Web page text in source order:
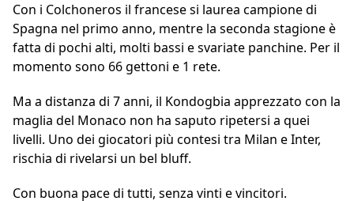
Con i Colchoneros il francese si laurea campione di
Spagna nel primo anno, mentre la seconda stagione è
fatta di pochi alti, molti bassi e svariate panchine. Per il
momento sono 66 gettoni e 1 rete.
Ma a distanza di 7 anni, il Kondogbia apprezzato con la
maglia del Monaco non ha saputo ripetersi a quei
livelli. Uno dei giocatori più contesi tra Milan e Inter,
rischia di rivelarsi un bel bluff.
Con buona pace di tutti, senza vinti e vincitori.